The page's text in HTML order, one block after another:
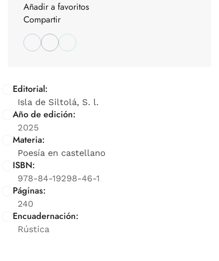
Editorial:
Isla de Siltolá, S. l.
Año de edición:
2025
Materia:
Poesía en castellano
ISBN:
978-84-19298-46-1
Páginas:
240
Encuadernación:
Rústica
Añadir a favoritos
Compartir